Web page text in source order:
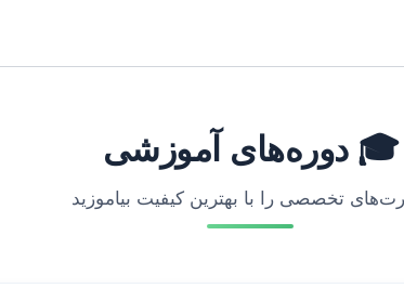
🎓 دوره‌های آموزشی
تخصصی را با بهترین کیفیت بیاموزید